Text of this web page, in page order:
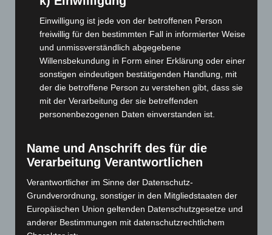
Juli 2025(90)
Juni 2025 (103)
Mai 2025(112)
April 2025(88)
März 2025(111)
Februar 2025
Dezember 2024 (89)
November 2024
(94)
Oktober 2024(93)
September 2024(112)
August 2024 (107)
Einwilligung ist jede von der betroffenen Person
freiwillig für den bestimmten Fall in informierter Weise
und unmissverständlich abgegebene
Willensbekundung in Form einer Erklärung oder einer
sonstigen eindeutigen bestätigenden Handlung, mit
der die betroffene Person zu verstehen gibt, dass sie
mit der Verarbeitung der sie betreffenden
personenbezogenen Daten einverstanden ist.
Name und Anschrift des für die
Verarbeitung Verantwortlichen
Verantwortlicher im Sinne der Datenschutz-
Grundverordnung, sonstiger in den Mitgliedstaaten der
Europäischen Union geltenden Datenschutzgesetze und
anderer Bestimmungen mit datenschutzrechtlichem